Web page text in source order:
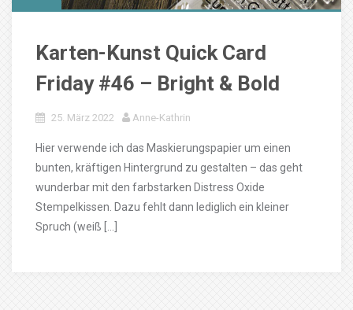
Karten-Kunst Quick Card
Friday #46 – Bright & Bold
25. März 2022 Anne-Kathrin
Hier verwende ich das Maskierungspapier um einen
bunten, kräftigen Hintergrund zu gestalten – das geht
wunderbar mit den farbstarken Distress Oxide
Stempelkissen. Dazu fehlt dann lediglich ein kleiner
Spruch (weiß […]